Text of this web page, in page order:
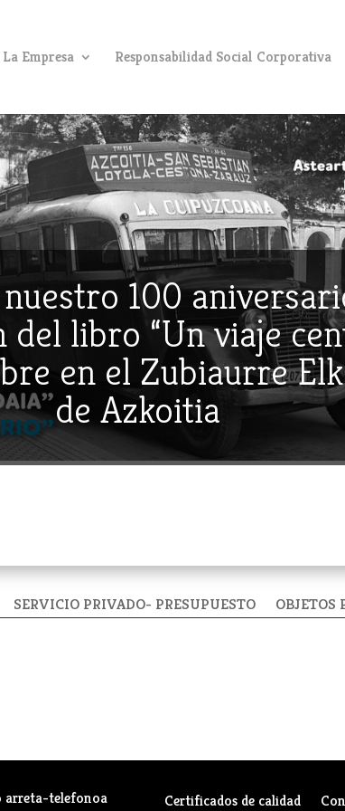
La Empresa Responsabilidad Social Corporativa
100
del libro “Un viaje
en el Zubiaurre
de Azkoitia
SERVICIO PRIVADO- PRESUPUESTO OBJETOS
arreta-telefonoa Certificados de calidad